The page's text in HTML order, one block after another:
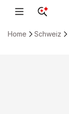
Home Schweiz